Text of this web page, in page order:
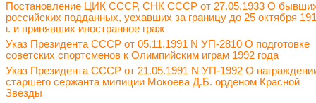
Постановление ЦИК СССР, СНК СССР от 27.05.1933 О
российских подданных, уехавших за границу до 25 октября
г. и принявших иностранное граж
Указ Президента СССР от 05.11.1991 N УП-2810 О подготовке
советских спортсменов к Олимпийским играм 1992 года
Указ Президента СССР от 21.05.1991 N УП-1992 О
старшего сержанта милиции Мокоева Д.Б. орденом Красной
Звезды